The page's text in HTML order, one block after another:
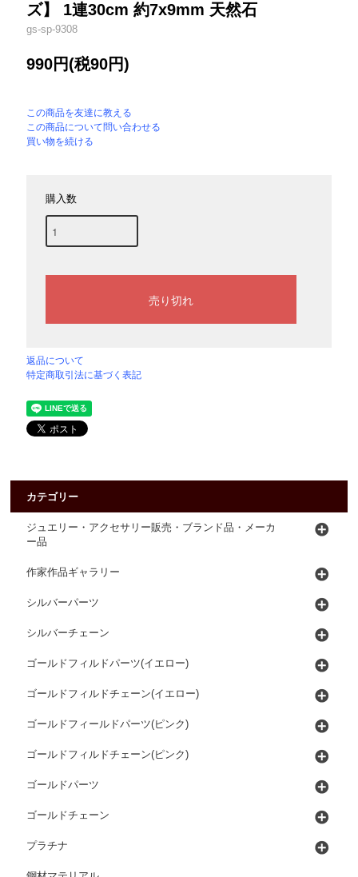
ズ】 1連30cm 約7x9mm 天然石
gs-sp-9308
990円(税90円)
この商品を友達に教える
この商品について問い合わせる
買い物を続ける
購入数
返品について
特定商取引法に基づく表記
カテゴリー
ジュエリー・アクセサリー販売・ブランド品・メーカ
ー品
作家作品ギャラリー
シルバーパーツ
シルバーチェーン
ゴールドフィルドパーツ(イエロー)
ゴールドフィルドチェーン(イエロー)
ゴールドフィールドパーツ(ピンク)
ゴールドフィルドチェーン(ピンク)
ゴールドパーツ
ゴールドチェーン
プラチナ